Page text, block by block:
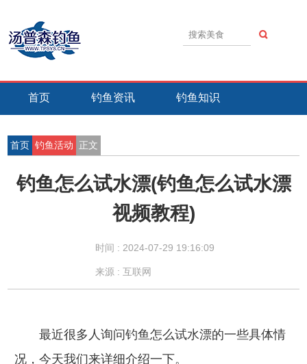
首页 钓鱼资讯 钓鱼知识
首页 钓鱼活动 正文
钓鱼怎么试水漂(钓鱼怎么试水漂
视频教程)
时间 : 2024-07-29 19:16:09
来源 : 互联网
最近很多人询问钓鱼怎么试水漂的一些具体情
况，今天我们来详细介绍一下。